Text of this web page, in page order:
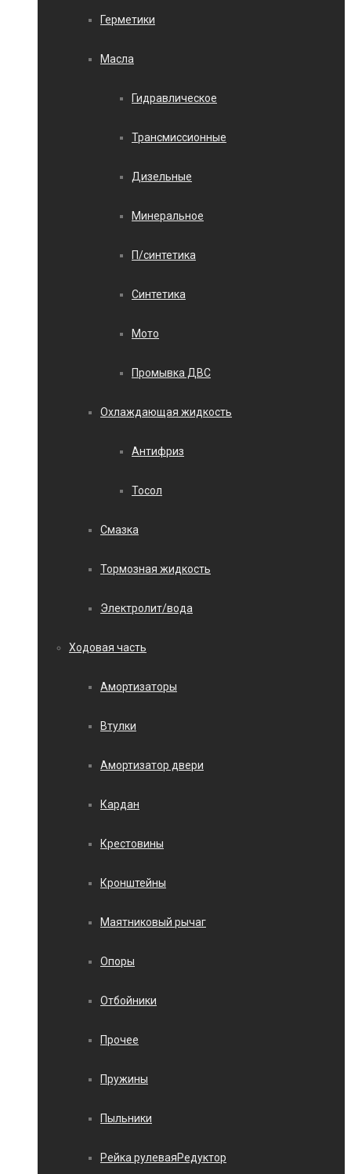
Герметики
Масла
Гидравлическое
Трансмиссионные
Дизельные
Минеральное
П/синтетика
Синтетика
Мото
Промывка ДВС
Охлаждающая жидкость
Антифриз
Тосол
Смазка
Тормозная жидкость
Электролит/вода
Ходовая часть
Амортизаторы
Втулки
Амортизатор двери
Кардан
Крестовины
Кронштейны
Маятниковый рычаг
Опоры
Отбойники
Прочее
Пружины
Пыльники
Рейка рулеваяРедуктор